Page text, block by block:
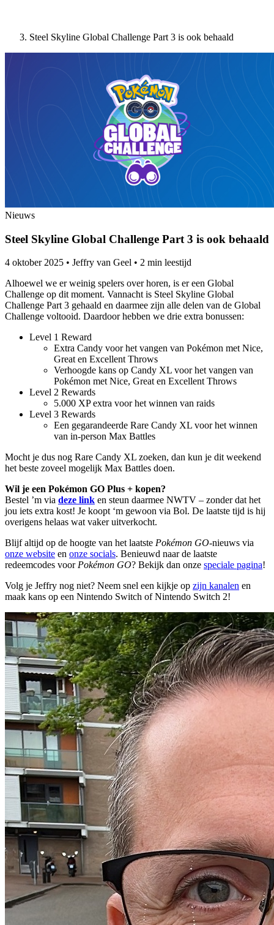
Steel Skyline Global Challenge Part 3 is ook behaald
Nieuws
Steel Skyline Global Challenge Part 3 is ook behaald
4 oktober 2025 • Jeffry van Geel • 2 min leestijd
Alhoewel we er weinig spelers over horen, is er een Global
Challenge op dit moment. Vannacht is Steel Skyline Global
Challenge Part 3 gehaald en daarmee zijn alle delen van de Global
Challenge voltooid. Daardoor hebben we drie extra bonussen:
Level 1 Reward
Extra Candy voor het vangen van Pokémon met Nice,
Great en Excellent Throws
Verhoogde kans op Candy XL voor het vangen van
Pokémon met Nice, Great en Excellent Throws
Level 2 Rewards
5.000 XP extra voor het winnen van raids
Level 3 Rewards
Een gegarandeerde Rare Candy XL voor het winnen
van in-person Max Battles
Mocht je dus nog Rare Candy XL zoeken, dan kun je dit weekend
het beste zoveel mogelijk Max Battles doen.
Wil je een Pokémon GO Plus + kopen?
Bestel ’m via deze link en steun daarmee NWTV – zonder dat het
jou iets extra kost! Je koopt ‘m gewoon via Bol. De laatste tijd is hij
overigens helaas wat vaker uitverkocht.
Blijf altijd op de hoogte van het laatste Pokémon GO-nieuws via
onze website en onze socials. Benieuwd naar de laatste
redeemcodes voor Pokémon GO? Bekijk dan onze speciale pagina!
Volg je Jeffry nog niet? Neem snel een kijkje op zijn kanalen en
maak kans op een Nintendo Switch of Nintendo Switch 2!